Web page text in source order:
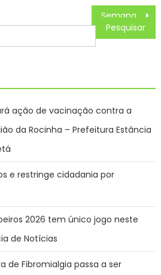
ação de vacinação contra a
da Rocinha – Prefeitura Estância
e restringe cidadania por
2026 tem único jogo neste
de Notícias
de Fibromialgia passa a ser